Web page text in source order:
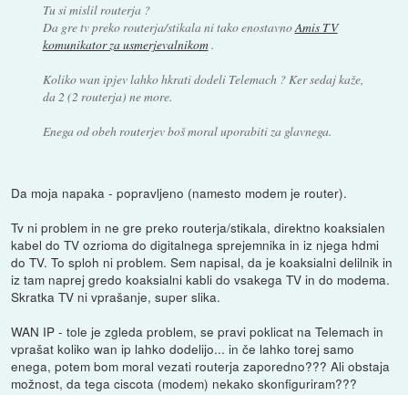
Tu si mislil routerja ?
Da gre tv preko routerja/stikala ni tako enostavnoAmis TV
komunikator za usmerjevalnikom.
Koliko wan ipjev lahko hkrati dodeli Telemach ? Ker sedaj kaže,
da 2 (2 routerja) ne more.
Enega od obeh routerjev boš moral uporabiti za glavnega.
Da moja napaka - popravljeno (namesto modem je router).
Tv ni problem in ne gre preko routerja/stikala, direktno koaksialen
kabel do TV ozrioma do digitalnega sprejemnika in iz njega hdmi
do TV. To sploh ni problem. Sem napisal, da je koaksialni delilnik in
iz tam naprej gredo koaksialni kabli do vsakega TV in do modema.
Skratka TV ni vprašanje, super slika.
WAN IP - tole je zgleda problem, se pravi poklicat na Telemach in
vprašat koliko wan ip lahko dodelijo... in če lahko torej samo
enega, potem bom moral vezati routerja zaporedno??? Ali obstaja
možnost, da tega ciscota (modem) nekako skonfiguriram???